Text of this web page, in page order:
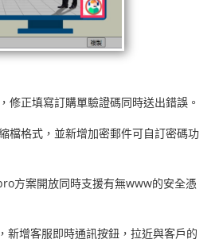
修正填寫訂購單驗證碼同時送出錯誤。
檔格式，並新增加密郵件可自訂密碼功
方案開放同時支援有無www的安全憑
新增客服即時通訊按鈕，拉近與客戶的